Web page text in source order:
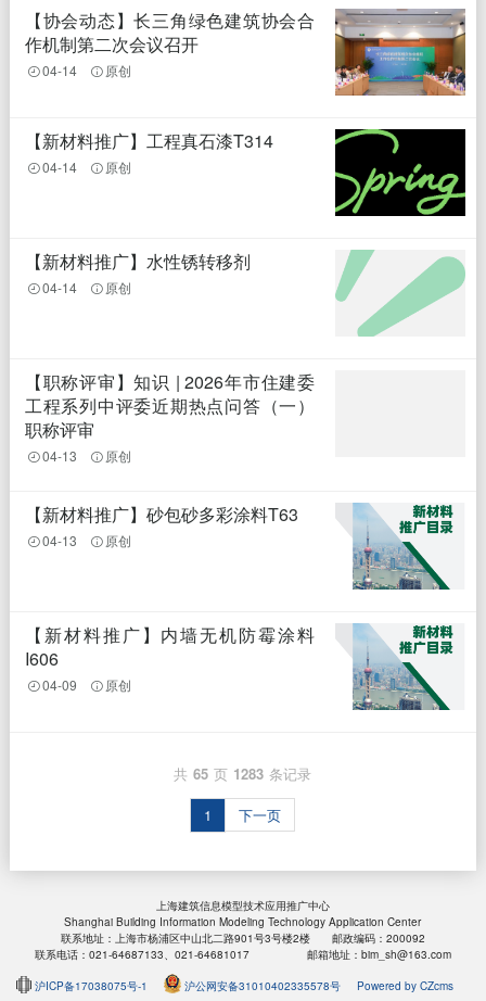
【协会动态】长三角绿色建筑协会合
作机制第二次会议召开
04-14 原创
【新材料推广】工程真石漆T314
04-14 原创
【新材料推广】水性锈转移剂
04-14 原创
【职称评审】知识 | 2026年市住建委
工程系列中评委近期热点问答（一）
职称评审
04-13 原创
【新材料推广】砂包砂多彩涂料T63
04-13 原创
【新材料推广】内墙无机防霉涂料
I606
04-09 原创
共 65 页 1283 条记录
1
下一页
上海建筑信息模型技术应用推广中心
Shanghai Building Information Modeling Technology Application Center
联系地址：上海市杨浦区中山北二路901号3号楼2楼 邮政编码：200092
联系电话：021-64687133、021-64681017 邮箱地址：bim_sh@163.com
沪ICP备17038075号-1 沪公网安备31010402335578号 Powered by CZcms